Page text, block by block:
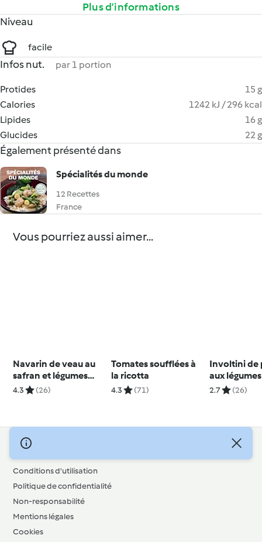
Plus d’informations
Niveau
facile
Infos nut. par 1 portion
Protides
15 g
Calories
1242 kJ / 296 kcal
Lipides
16 g
Glucides
22 g
Également présenté dans
Spécialités du monde
12 Recettes
France
Vous pourriez aussi aimer...
Navarin de veau au
safran et légumes
printaniers
4.3 (26)
Tomates soufflées à
la ricotta
4.3 (71)
Involtini de
aux
2.7 (26)
© Copyright 2026
Conditions d'utilisation
Politique de confidentialité
Non-responsabilité
Mentions légales
Cookies